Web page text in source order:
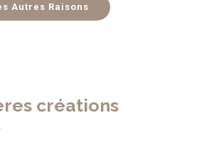
Autres Raisons
créations